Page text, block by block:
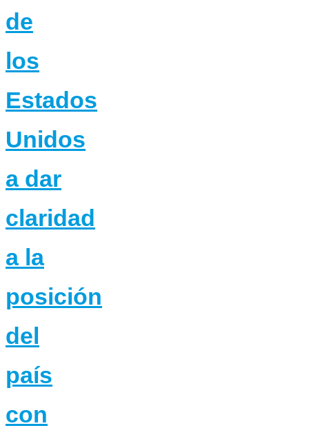
de
los
Estados
Unidos
a dar
claridad
a la
posición
del
país
con